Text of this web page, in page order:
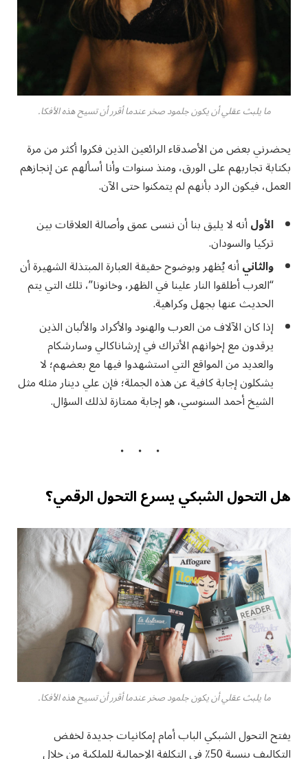
ما يلبث عقلي أن يكون جلمود صخر عندما أقرر أن تسيح هذه الأفكا.
يحضرني بعض من الأصدقاء الرائعين الذين فكروا أكثر من مرة
بكتابة تجاربهم على الورق، ومنذ سنوات وأنا أسألهم عن إنجازهم
العمل، فيكون الرد بأنهم لم يتمكنوا حتى الآن.
الأولأنه لا يليق بنا أن ننسى عمق وأصالة العلاقات بين
تركيا والسودان.
والثانيأنه يُظهر وبوضوح حقيقة العبارة المبتذلة الشهيرة أن
“العرب أطلقوا النار علينا في الظهر، وخانونا”، تلك التي يتم
الحديث عنها بجهل وكراهية.
إذا كان الآلاف من العرب والهنود والأكراد والألبان الذين
يرقدون مع إخوانهم الأتراك في إرشاناكالي وسارشكام
والعديد من المواقع التي استشهدوا فيها مع بعضهم؛ لا
يشكلون إجابة كافية عن هذه الجملة؛ فإن علي دينار مثله مثل
الشيخ أحمد السنوسي، هو إجابة ممتازة لذلك السؤال.
هل التحول الشبكي يسرع التحول الرقمي؟
ما يلبث عقلي أن يكون جلمود صخر عندما أقرر أن تسيح هذه الأفكا.
يفتح التحول الشبكي الباب أمام إمكانيات جديدة لخفض